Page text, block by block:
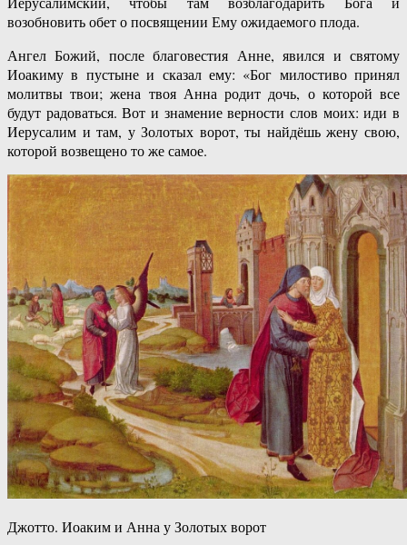
возобновить обет о посвящении Ему ожидаемого плода.
Ангел Божий, после благовестия Анне, явился и святому
Иоакиму в пустыне и сказал ему: «Бог милостиво принял
молитвы твои; жена твоя Анна родит дочь, о которой все
будут радоваться. Вот и знамение верности слов моих: иди в
Иерусалим и там, у Золотых ворот, ты найдёшь жену свою,
которой возвещено то же самое.
Джотто. Иоаким и Анна у Золотых ворот